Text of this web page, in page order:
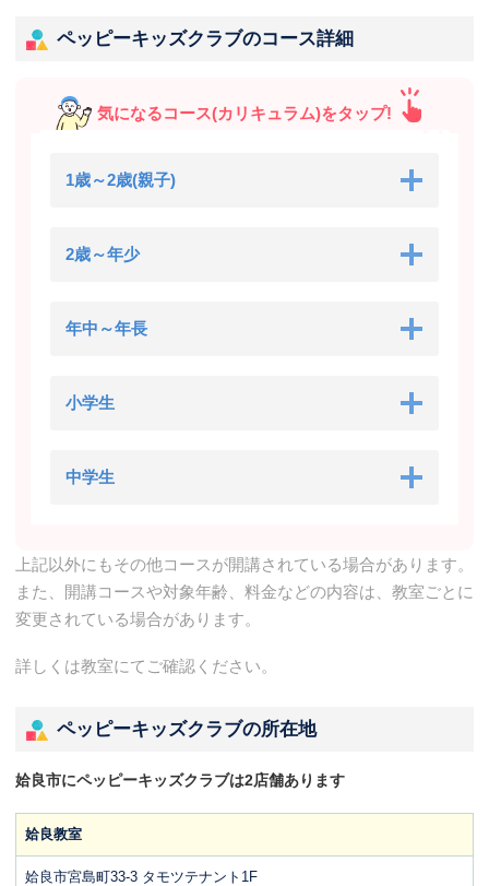
ペッピーキッズクラブのコース詳細
気になるコース(カリキュラム)をタップ!
1歳～2歳(親子)
2歳～年少
年中～年長
小学生
中学生
上記以外にもその他コースが開講されている場合があります。
また、開講コースや対象年齢、料金などの内容は、教室ごとに
変更されている場合があります。
詳しくは教室にてご確認ください。
ペッピーキッズクラブの所在地
姶良市にペッピーキッズクラブは2店舗あります
姶良教室
姶良市宮島町33-3 タモツテナント1F